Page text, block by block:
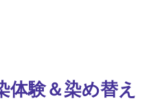
体験＆染め替え